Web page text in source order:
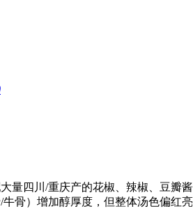
量四川/重庆产的花椒、辣椒、豆瓣
骨）增加醇厚度，但整体汤色偏红亮